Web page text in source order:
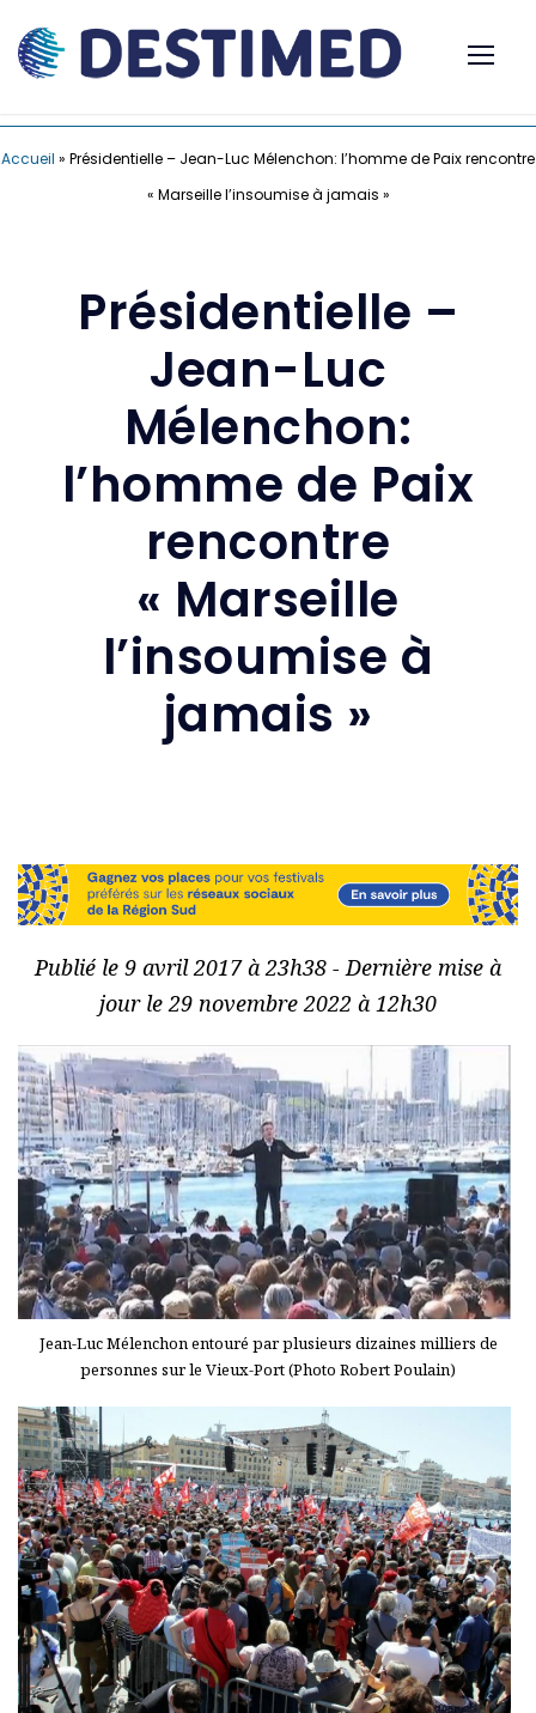
Accueil » Présidentielle – Jean-Luc Mélenchon: l’homme de Paix rencontre
« Marseille l’insoumise à jamais »
Présidentielle –
Jean-Luc
Mélenchon:
l’homme de Paix
rencontre
« Marseille
l’insoumise à
jamais »
Publié le 9 avril 2017 à 23h38 - Dernière mise à
jour le 29 novembre 2022 à 12h30
Jean-Luc Mélenchon entouré par plusieurs dizaines milliers de
personnes sur le Vieux-Port (Photo Robert Poulain)